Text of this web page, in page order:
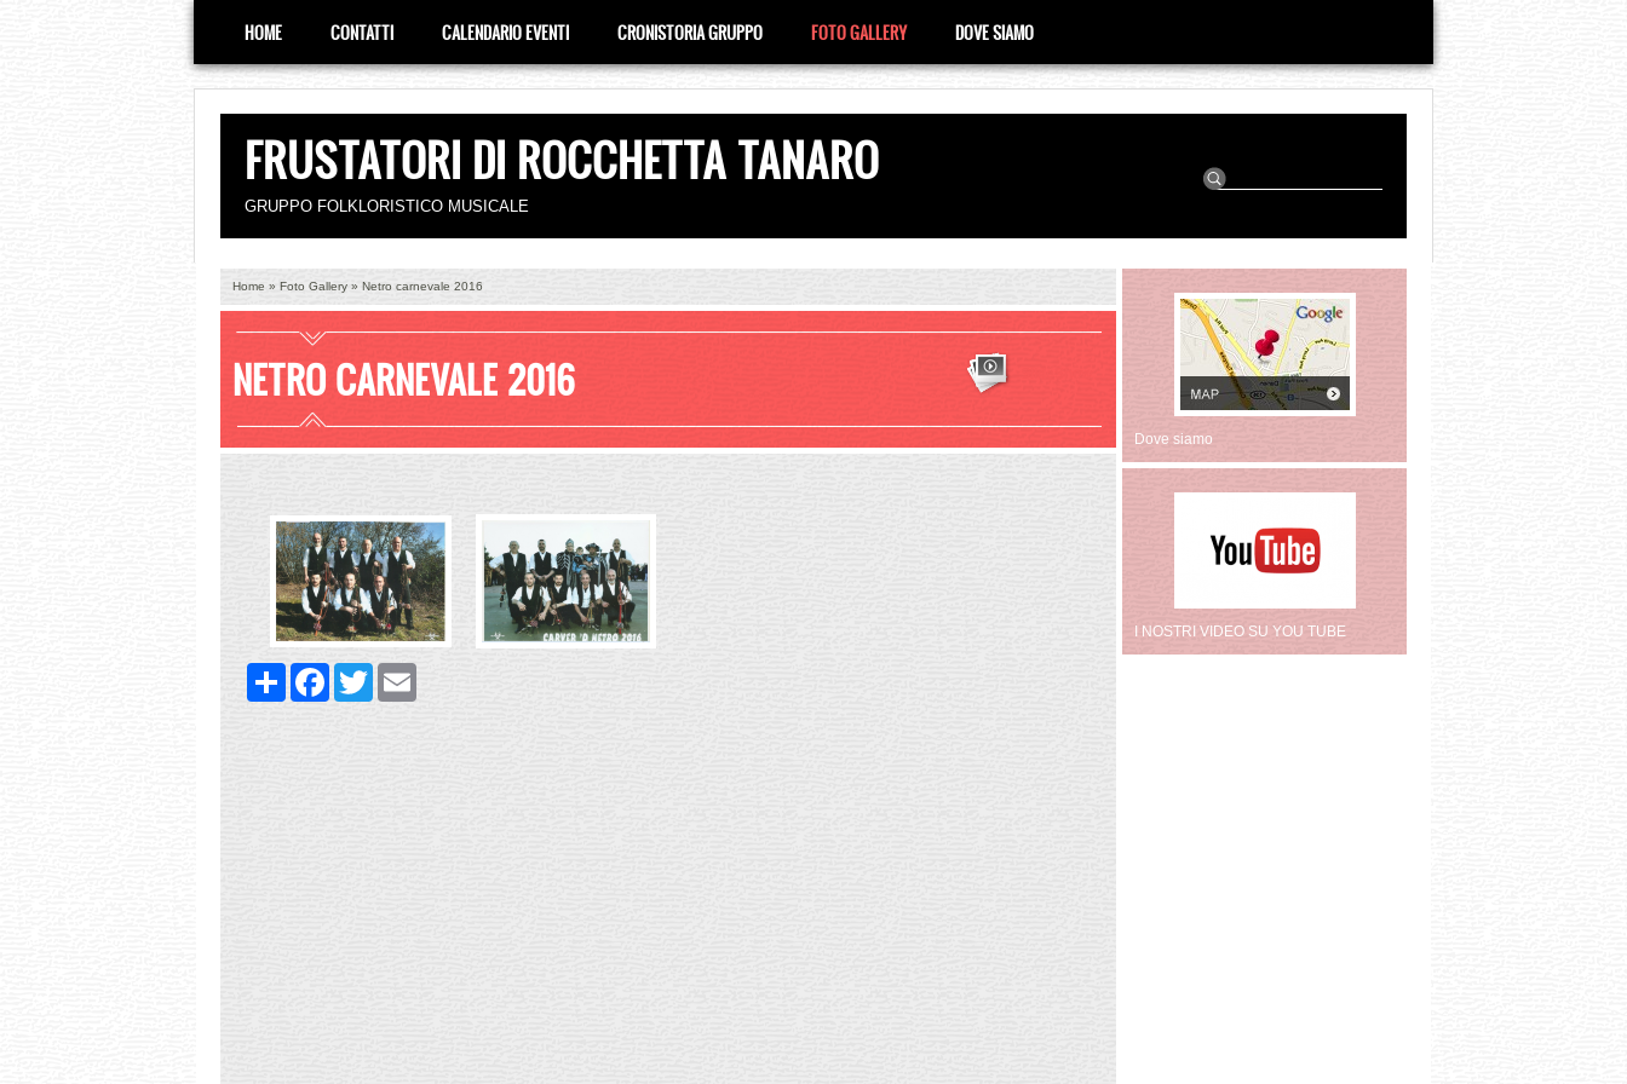
FRUSTATORI DI ROCCHETTA TANARO
GRUPPO FOLKLORISTICO MUSICALE
HOME CONTATTI CALENDARIO EVENTI CRONISTORIA GRUPPO FOTO GALLERY DOVE SIAMO
Home » Foto Gallery » Netro carnevale 2016
NETRO CARNEVALE 2016
Share FacebookTwitter
Dove siamo
I NOSTRI VIDEO SU YOU TUBE